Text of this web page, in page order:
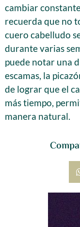
cambiar
recuerda que no
cuero cabelludo
durante varias
puede notar una
escamas, la
de lograr que el
más tiempo,
manera natural.